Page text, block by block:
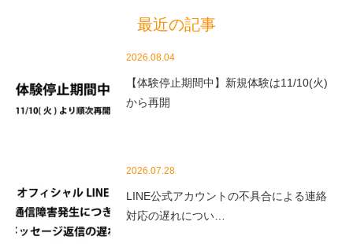
最近の記事
2026.08.04
【体験停止期間中】新規体験は11/10(火)
から再開
2026.07.28
LINE公式アカウントの不具合による連絡
対応の遅れについ…